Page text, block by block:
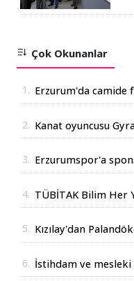
Çok Okunanlar
1. Erzurum'da camide
2. Kanat oyuncusu
3. Erzurumspor'a
4. TÜBİTAK Bilim Her
5. Kızılay'dan
6. İstihdam ve